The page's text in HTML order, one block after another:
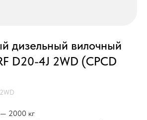
дизельный вилочный
D20-4J 2WD (CPCD
2000 кг